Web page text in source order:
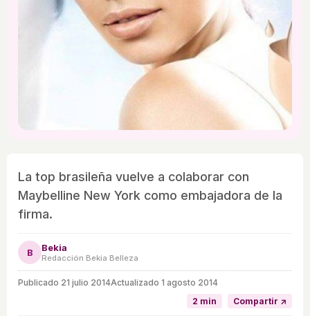
La top brasileña vuelve a colaborar con
Maybelline New York como embajadora de la
firma.
B Bekia
Redacción Bekia Belleza
Publicado 21 julio 2014Actualizado 1 agosto 2014
2 min
Compartir ↗